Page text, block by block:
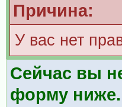
Причина:
У вас нет
Сейчас вы
форму ниже.